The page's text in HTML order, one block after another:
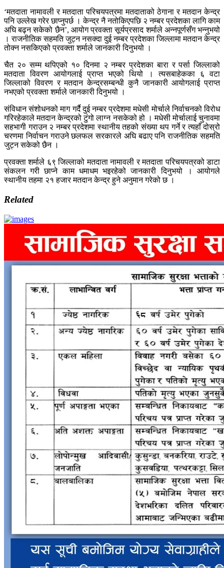
‘मतदाता नामावली र मतदाता परिचयपत्रमा मतदाताको ठेगाना र मतदान केन्द्र
पनि उल्लेख गरेर छाप्नुपर्छ । केन्द्र नै नतोकिएपछि २ नम्बर प्रदेशका लागि काम
अघि बढ्न सकेको छैन’, आयोग प्रवक्ता सूर्यप्रसाद शर्माले अन्नपूर्णसँग भन्नुभयो
। राजनीतिक सहमति जुट्न नसक्दा दुई नम्बर प्रदेशका जिल्लामा मतदान केन्द्र
तोक्न नसकिएको प्रवक्ता शर्माले जानकारी दिनुभयो ।
चैत २० सम्म थपिएको १० दिनमा २ नम्बर प्रदेशका बारा र पर्सा जिल्लाको
मतदाता विवरण आयोगलाई प्राप्त भएको थियो । त्यसबाहेकका ६ वटा
जिल्लाको विवरण र मतदान केन्द्रसम्बन्धी कुनै जानकारी आयोगलाई प्राप्त
नभएको प्रवक्ता शर्माले जानकारी दिनुभयो ।
संविधान संशोधनको माग गर्दै दुई नम्बर प्रदेशमा मधेसी मोर्चाले निर्वाचनको विरोध
गरिरहेकाले मतदान केन्द्रको टुंगो लाग्न नसकेको हो । मधेसी मोर्चालाई चुनावमा
सहभागी गराउन २ नम्बर प्रदेशमा स्थानीय तहको संख्या थप गर्ने र त्यहाँ दोस्रो
चरणमा निर्वाचन गराउने छलफल सरकारले अघि बढाए पनि राजनीतिक सहमति
जुट्न सकेको छैन ।
प्रवक्ता शर्माले ६९ जिल्लाको मतदाता नामावली र मतदाता परिचयपत्रको डाटा
संकलन गरी छाप्ने काम धमाधम भइरहेको जानकारी दिनुभयो । आयोगले
स्थानीय तहमा २१ हजार मतदान केन्द्र हुने अनुमान गरेको छ ।
Related